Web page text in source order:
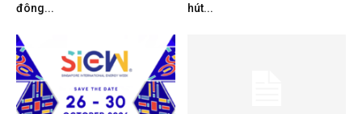
đông...
hút...